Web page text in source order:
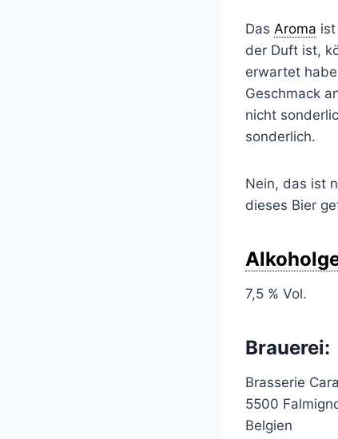
Das Aroma
der Duft ist,
erwartet
Geschmack
nicht
sonderlich.
Nein, das ist
dieses Bier
7,5 % Vol.
Brauerei:
Brasserie
5500
Belgien